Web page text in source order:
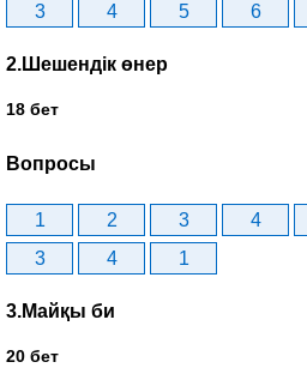
3 4 5 6
2.Шешендік өнер
18 бет
Вопросы
1 2 3 4
3
4 1
3.Майқы би
20 бет